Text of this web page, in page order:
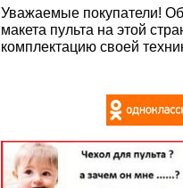
Уважаемые покупатели!
макета пульта на этой
комплектацию своей